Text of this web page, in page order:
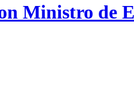
Ministro de